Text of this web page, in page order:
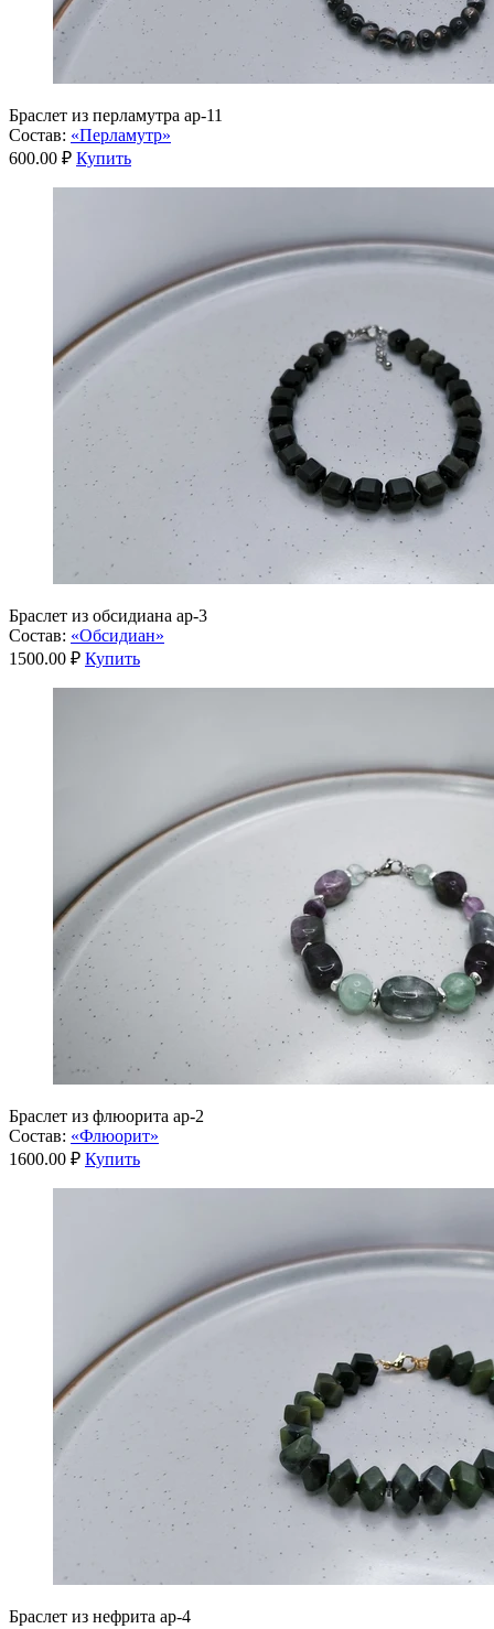
Браслет из перламутра ар-11
Состав: «Перламутр»
600.00 ₽ Купить
Браслет из обсидиана ар-3
Состав: «Обсидиан»
1500.00 ₽ Купить
Браслет из флюорита ар-2
Состав: «Флюорит»
1600.00 ₽ Купить
Браслет из нефрита ар-4